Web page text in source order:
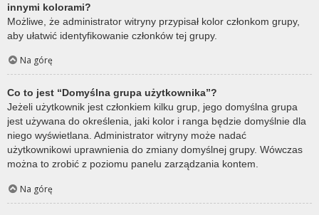
innymi kolorami?
Możliwe, że administrator witryny przypisał kolor członkom grupy,
aby ułatwić identyfikowanie członków tej grupy.
Na górę
Co to jest “Domyślna grupa użytkownika”?
Jeżeli użytkownik jest członkiem kilku grup, jego domyślna grupa
jest używana do określenia, jaki kolor i ranga będzie domyślnie dla
niego wyświetlana. Administrator witryny może nadać
użytkownikowi uprawnienia do zmiany domyślnej grupy. Wówczas
można to zrobić z poziomu panelu zarządzania kontem.
Na górę